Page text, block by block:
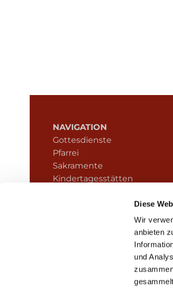
Diese
Wir
anbieten
und
NAVIGATION
Gottesdienste
Pfarrei
Sakramente
Kindertagesstätten
Hinweisgeberschutz